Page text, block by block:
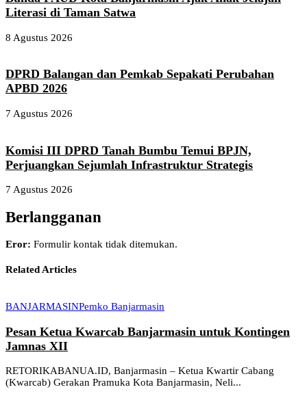
Literasi di Taman Satwa
8 Agustus 2026
DPRD Balangan dan Pemkab Sepakati Perubahan
APBD 2026
7 Agustus 2026
Komisi III DPRD Tanah Bumbu Temui BPJN,
Perjuangkan Sejumlah Infrastruktur Strategis
7 Agustus 2026
Berlangganan
Eror: Formulir kontak tidak ditemukan.
Related Articles
BANJARMASINPemko Banjarmasin
Pesan Ketua Kwarcab Banjarmasin untuk Kontingen
Jamnas XII
RETORIKABANUA.ID, Banjarmasin – Ketua Kwartir Cabang
(Kwarcab) Gerakan Pramuka Kota Banjarmasin, Neli...